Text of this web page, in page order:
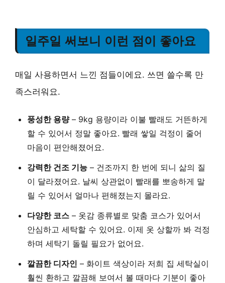
일주일 써보니 이런 점이 좋아요
매일 사용하면서 느낀 점들이에요. 쓰면 쓸수록 만
족스러워요.
풍성한 용량– 9kg 용량이라 이불 빨래도 거뜬하게
할 수 있어서 정말 좋아요. 빨래 쌓일 걱정이 줄어
마음이 편안해졌어요.
강력한 건조 기능 – 건조까지 한 번에 되니 삶의 질
이 달라졌어요. 날씨 상관없이 빨래를 뽀송하게 말
릴 수 있어서 얼마나 편해졌는지 몰라요.
다양한 코스 – 옷감 종류별로 맞춤 코스가 있어서
안심하고 세탁할 수 있어요. 이제 옷 상할까 봐 걱정
하며 세탁기 돌릴 필요가 없어요.
깔끔한 디자인 – 화이트 색상이라 저희 집 세탁실이
훨씬 환하고 깔끔해 보여서 볼 때마다 기분이 좋아